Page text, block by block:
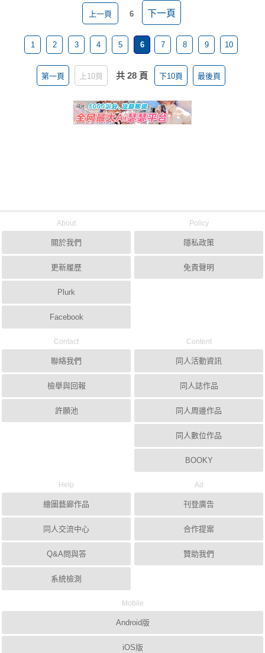
上一頁 6 下一頁
1 2 3 4 5 6 7 8 9 10
第一頁 上10頁 共 28 頁 下10頁 最後頁
About
關於我們
更新履歷
Plurk
Facebook
Policy
隱私政策
免責聲明
Contact
聯絡我們
檢舉與回報
許願池
Content
同人活動資訊
同人誌作品
同人周邊作品
同人數位作品
BOOKY
Help
繪圖藝廊作品
同人交流中心
Q&A問與答
系統檢測
Ad
刊登廣告
合作提案
贊助我們
Mobile
Android版
iOS版